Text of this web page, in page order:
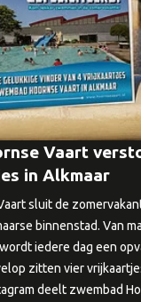
Vaart
in Alkmaar
sluit de
binnenstad. Van
iedere dag een
zitten vier
deelt zwembad